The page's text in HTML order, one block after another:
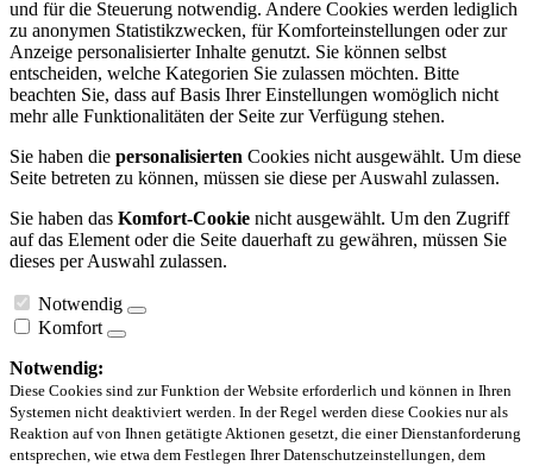
und für die Steuerung notwendig. Andere Cookies werden lediglich
zu anonymen Statistikzwecken, für Komforteinstellungen oder zur
Anzeige personalisierter Inhalte genutzt. Sie können selbst
entscheiden, welche Kategorien Sie zulassen möchten. Bitte
beachten Sie, dass auf Basis Ihrer Einstellungen womöglich nicht
mehr alle Funktionalitäten der Seite zur Verfügung stehen.
Sie haben die personalisierten Cookies nicht ausgewählt. Um diese
Seite betreten zu können, müssen sie diese per Auswahl zulassen.
Sie haben das Komfort-Cookie nicht ausgewählt. Um den Zugriff
auf das Element oder die Seite dauerhaft zu gewähren, müssen Sie
dieses per Auswahl zulassen.
Notwendig
Komfort
Notwendig:
Diese Cookies sind zur Funktion der Website erforderlich und können in Ihren
Systemen nicht deaktiviert werden. In der Regel werden diese Cookies nur als
Reaktion auf von Ihnen getätigte Aktionen gesetzt, die einer Dienstanforderung
entsprechen, wie etwa dem Festlegen Ihrer Datenschutzeinstellungen, dem